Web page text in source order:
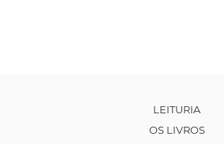
LEITURIA
OS LIVROS